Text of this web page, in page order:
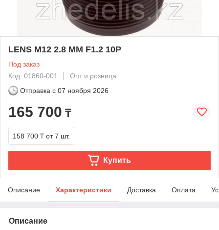
LENS M12 2.8 MM F1.2 10P
Под заказ
Код: 01860-001
Опт и розница
Отправка с 07 ноября 2026
165 700 ₸
158 700 ₸ от 7 шт.
Купить
Описание Характеристики Доставка Оплата
Описание